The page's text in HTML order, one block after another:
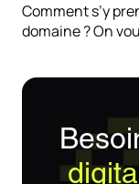
Comment s’y
domaine ? On